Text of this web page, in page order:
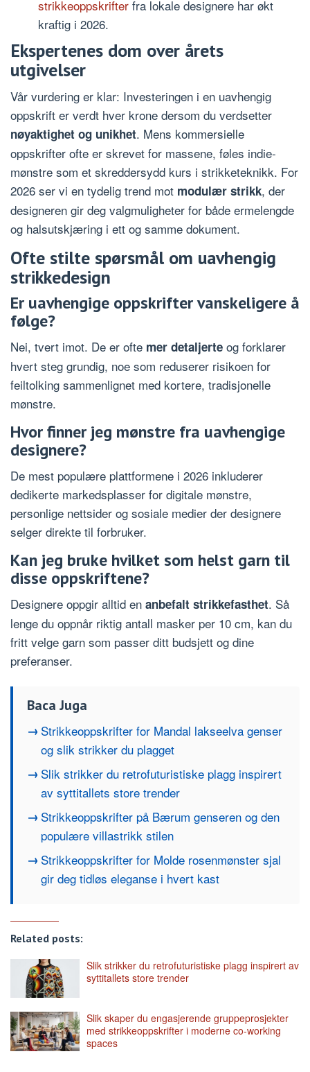
strikkeoppskrifter fra lokale designere har økt
kraftig i 2026.
Ekspertenes dom over årets
utgivelser
Vår vurdering er klar: Investeringen i en uavhengig
oppskrift er verdt hver krone dersom du verdsetter
nøyaktighet og unikhet. Mens kommersielle
oppskrifter ofte er skrevet for massene, føles indie-
mønstre som et skreddersydd kurs i strikketeknikk. For
2026 ser vi en tydelig trend mot modulær strikk, der
designeren gir deg valgmuligheter for både ermelengde
og halsutskjæring i ett og samme dokument.
Ofte stilte spørsmål om uavhengig
strikkedesign
Er uavhengige oppskrifter vanskeligere å
følge?
Nei, tvert imot. De er ofte mer detaljerte og forklarer
hvert steg grundig, noe som reduserer risikoen for
feiltolking sammenlignet med kortere, tradisjonelle
mønstre.
Hvor finner jeg mønstre fra uavhengige
designere?
De mest populære plattformene i 2026 inkluderer
dedikerte markedsplasser for digitale mønstre,
personlige nettsider og sosiale medier der designere
selger direkte til forbruker.
Kan jeg bruke hvilket som helst garn til
disse oppskriftene?
Designere oppgir alltid en anbefalt strikkefasthet. Så
lenge du oppnår riktig antall masker per 10 cm, kan du
fritt velge garn som passer ditt budsjett og dine
preferanser.
Baca Juga
Strikkeoppskrifter for Mandal lakseelva genser
og slik strikker du plagget
Slik strikker du retrofuturistiske plagg inspirert
av syttitallets store trender
Strikkeoppskrifter på Bærum genseren og den
populære villastrikk stilen
Strikkeoppskrifter for Molde rosenmønster sjal
gir deg tidløs eleganse i hvert kast
Related posts:
Slik strikker du retrofuturistiske plagg inspirert av
syttitallets store trender
Slik skaper du engasjerende gruppeprosjekter
med strikkeoppskrifter i moderne co-working
spaces